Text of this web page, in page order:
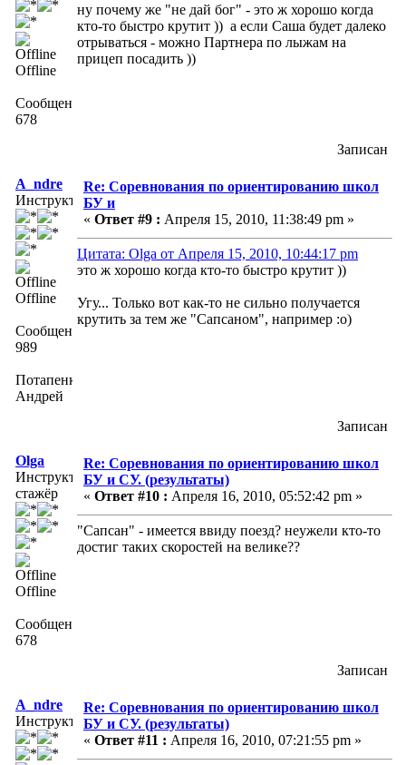
Offline
Сообщений:
678
ну почему же "не дай бог" - это ж хорошо когда
кто-то быстро крутит )) а если Саша будет далеко
отрываться - можно Партнера по лыжам на
прицеп посадить ))
Записан
A_ndre
Инструктор
Offline
Сообщений:
989
Потапенко
Андрей
Re: Соревнования по ориентированию школ
БУ и
« Ответ #9 : Апреля 15, 2010, 11:38:49 pm »
Цитата: Olga от Апреля 15, 2010, 10:44:17 pm
это ж хорошо когда кто-то быстро крутит ))
Угу... Только вот как-то не сильно получается
крутить за тем же "Сапсаном", например :о)
Записан
Olga
Инструктор-
стажёр
Offline
Сообщений:
678
Re: Соревнования по ориентированию школ
БУ и СУ. (результаты)
« Ответ #10 : Апреля 16, 2010, 05:52:42 pm »
"Сапсан" - имеется ввиду поезд? неужели кто-то
достиг таких скоростей на велике??
Записан
A_ndre
Инструктор
Re: Соревнования по ориентированию школ
БУ и СУ. (результаты)
« Ответ #11 : Апреля 16, 2010, 07:21:55 pm »